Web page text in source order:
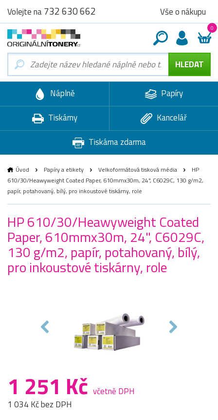
Volejte na732 630 662 Vše o nákupu
0
Náplně
Papíry
Tiskárny
Kancelář
Tiskárna zdarma
Úvod Papíry a etikety Velkoformátová tisková média
HP
610/30/Heawyweight Coated Paper, 610mmx30m, 24", C6029C, 130 g/m2,
papír, potahovaný, bílý, pro inkoustové tiskárny, role
HP 610/30/Heawyweight Coated
Paper, 610mmx30m, 24", C6029C,
130 g/m2, papír, potahovaný, bílý,
pro inkoustové tiskárny, role
1 251 Kč včetně DPH
1 034 Kč bez DPH